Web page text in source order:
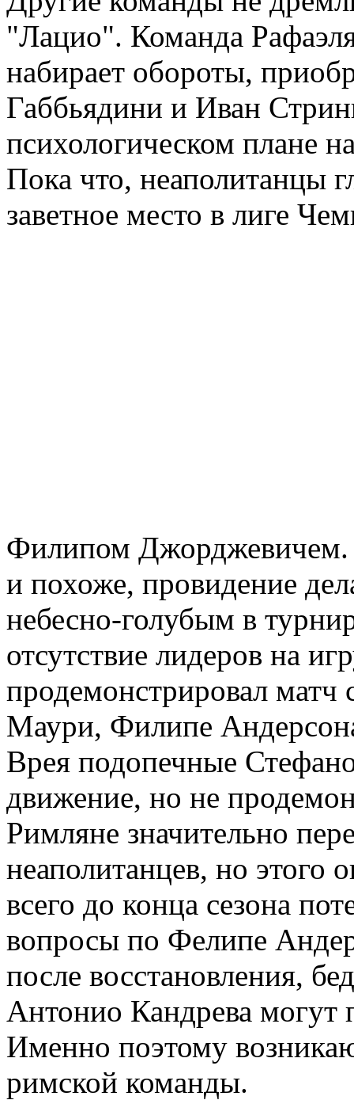
"Лацио". Команда
набирает обороты,
Габбьядини и Иван
психологическом плане
Пока что, неаполитанцы
заветное место в лиге
Филипом Джорджевичем.
и похоже, провидение
небесно-голубым в
отсутствие лидеров на
продемонстрировал
Маури, Филипе
Врея подопечные
движение, но не
Римляне значительно
неаполитанцев, но этого
всего до конца сезона
вопросы по Фелипе
после восстановления,
Антонио Кандрева могут
Именно поэтому
римской команды.